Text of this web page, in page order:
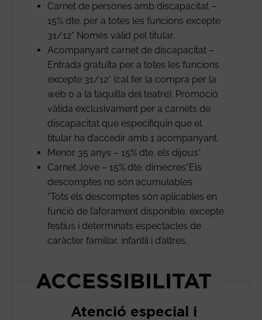
Carnet de persones amb discapacitat –
15% dte. per a totes les funcions excepte
31/12* Només vàlid pel titular.
Acompanyant carnet de discapacitat –
Entrada gratuïta per a totes les funcions
excepte 31/12* (cal fer la compra per la
web o a la taquilla del teatre). Promoció
vàlida exclusivament per a carnets de
discapacitat que especifiquin que el
titular ha d’accedir amb 1 acompanyant.
Menor 35 anys – 15% dte. els dijous*
Carnet Jove – 15% dte. dimecres*Els
descomptes no són acumulables
*Tots els descomptes són aplicables en
funció de l’aforament disponible, excepte
festius i determinats espectacles de
caràcter familiar, infantil i d’altres.
ACCESSIBILITAT
Atenció especial i